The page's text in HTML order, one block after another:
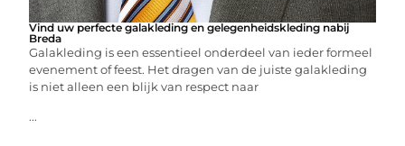
Vind uw perfecte galakleding en gelegenheidskleding nabij
Breda
Galakleding is een essentieel onderdeel van ieder formeel
evenement of feest. Het dragen van de juiste galakleding
is niet alleen een blijk van respect naar
...